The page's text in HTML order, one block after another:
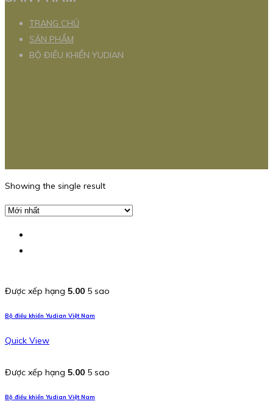
TRANG CHỦ
SẢN PHẨM
BỘ ĐIỀU KHIỂN YUDIAN
Showing the single result
Được xếp hạng 5.00 5 sao
Bộ điều khiển Yudian Việt Nam
Quick View
Được xếp hạng 5.00 5 sao
Bộ điều khiển Yudian Việt Nam